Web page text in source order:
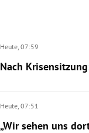
Heute, 07:59
Nach
Heute, 07:51
„Wir sehen uns